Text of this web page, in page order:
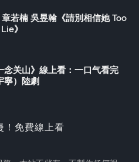
若楠 吳昱翰《請別相信她 Too
》
念关山》線上看：一口气看完
寧）陸劇
！免費線上看